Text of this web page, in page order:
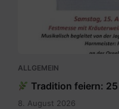
ALLGEMEIN
Tradition feiern:
8. August 2026